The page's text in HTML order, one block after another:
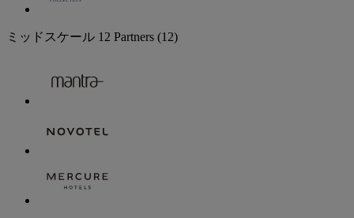
ミッドスケール 12 Partners (12)